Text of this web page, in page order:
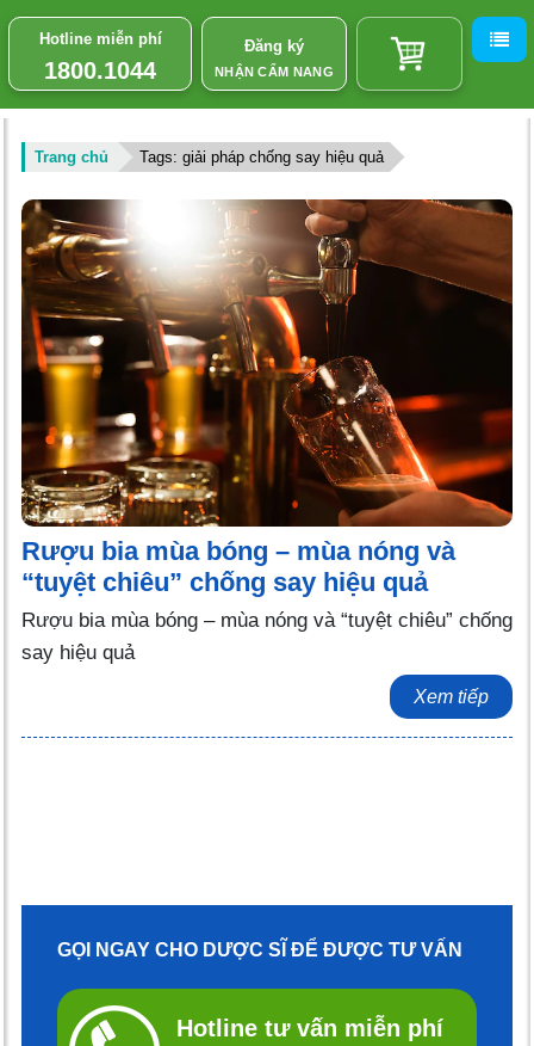
Hotline miễn phí
1800.1044
Đăng ký
NHẬN CẨM NANG
Trang chủ Tags: giải pháp chống say hiệu quả
Rượu bia mùa bóng – mùa nóng và
“tuyệt chiêu” chống say hiệu quả
Rượu bia mùa bóng – mùa nóng và “tuyệt chiêu” chống
say hiệu quả
Xem tiếp
GỌI NGAY CHO DƯỢC SĨ ĐỂ ĐƯỢC TƯ VẤN
Hotline tư vấn miễn phí